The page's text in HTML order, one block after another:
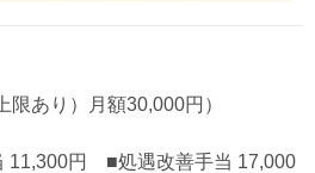
あり）月額30,000円）
11,300円 ■処遇改善手当 17,000